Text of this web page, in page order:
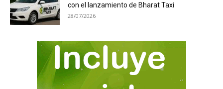
con el lanzamiento de Bharat Taxi
28/07/2026